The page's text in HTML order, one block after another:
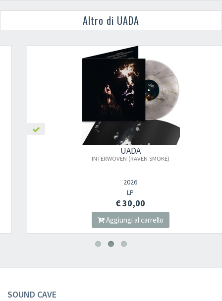
Altro di UADA
UADA
INTERWOVEN (RAVEN SMOKE)
€ 30,00
Aggiungi al carrello
SOUND CAVE